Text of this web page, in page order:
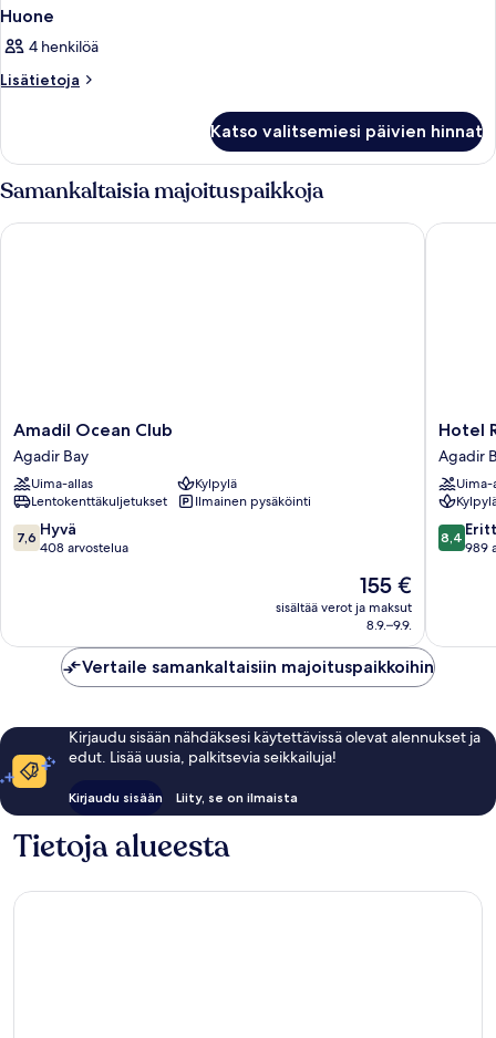
Huone
4 henkilöä
Lisätietoja
Lisätietoja
Katso valitsemiesi päivien hinnat
Samankaltaisia majoituspaikkoja
Amadil
Ocean
Club
Agadir
Bay
Amadil Ocean Club
Agadir Bay
Uima-allas
Kylpylä
Lentokenttäkuljetukset
Ilmainen pysäköinti
7.6
kautta
7,6 Hyvä
408 arvostelua
Hinta
155 €
155 €
sisältää verot ja maksut
8.9.–9.9.
Amadil Ocean Club
Hotel
Riu
Tikida
Dunas
-
All
Inclusive
Hotel
Agadir
Uima-
8.4
kautta
8,4
989
Hotel
Vertaile samankaltaisiin majoituspaikkoihin
Kirjaudu sisään nähdäksesi käytettävissä olevat alennukset ja
edut. Lisää uusia, palkitsevia seikkailuja!
Kirjaudu sisään Liity, se on ilmaista
Tietoja alueesta